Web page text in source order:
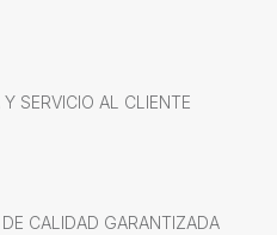
SERVICIO AL CLIENTE
CALIDAD GARANTIZADA